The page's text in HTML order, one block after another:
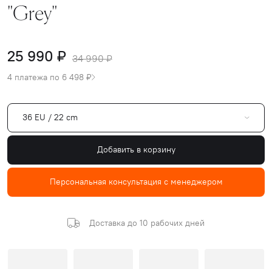
"Grey"
25 990 ₽ 34 990 ₽
4 платежа по 6 498 ₽
36 EU / 22 cm
Добавить в корзину
Персональная консультация с менеджером
Доставка до 10 рабочих дней